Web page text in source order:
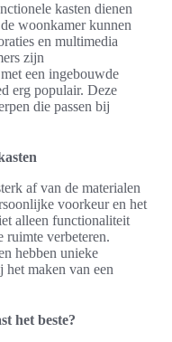
kasten dienen
woonkamer kunnen
en multimedia
zijn
een ingebouwde
erg populair. Deze
die passen bij
af van de materialen
voorkeur en het
alleen functionaliteit
ruimte verbeteren.
hebben unieke
maken van een
het beste?